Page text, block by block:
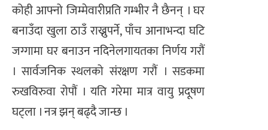
कोही आफ्नो जिम्मेवारीप्रति गम्भीर नै छैनन् । घर
बनाउँदा खुला ठाउँ राख्नुपर्ने, पाँच आनाभन्दा घटि
जग्गामा घर बनाउन नदिनेलगायतका निर्णय गरौं
। सार्वजनिक स्थलको संरक्षण गरौं । सडकमा
रुखविरुवा रोपौं । यति गरेमा मात्र वायु प्रदूषण
घट्ला । नत्र झन् बढ्दै जान्छ ।